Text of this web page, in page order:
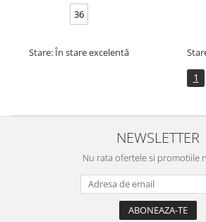
36
Stare: În stare excelentă
1
NEWSLETTER
Nu rata ofertele si promotiile